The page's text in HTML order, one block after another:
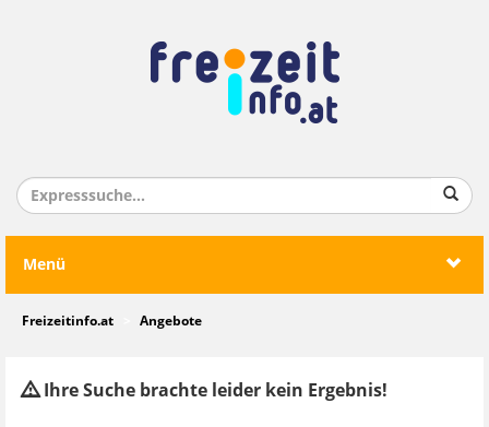
Menü
Freizeitinfo.at Angebote
Ihre Suche brachte leider kein Ergebnis!